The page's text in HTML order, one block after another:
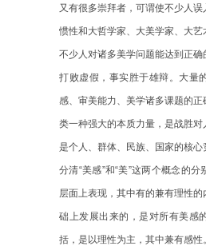
又有很多崇拜者，可谓使不少人
惯性和大哲学家、大美学家、大
不少人对诸多美学问题能达到正
打败虚假，事实胜于雄辩。大量
感、审美能力、美学诸多课题的正
类一种强大的本质力量，是战胜对
是个人、群体、民族、国家的核
分清“美感”和“美”这两个概念的
层面上表现，其中有的兼有理性
础上发展出来的，是对所有美感
括，是以理性为主，其中兼有感性